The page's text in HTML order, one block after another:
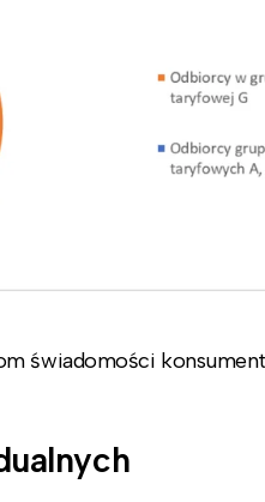
świadomości